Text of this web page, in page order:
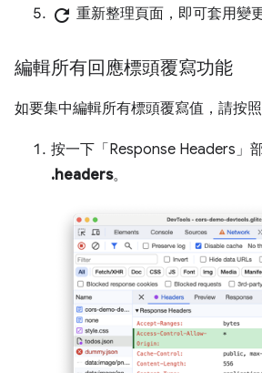
refresh 重新整理頁面，即可套用變更
編輯所有回應標頭覆寫功能
如要集中編輯所有標頭覆寫值，請按
按一下「Response Headers」
.headers。